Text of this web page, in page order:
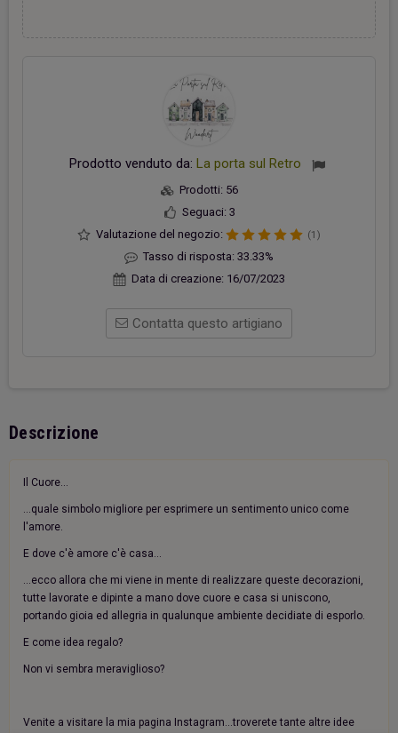
Prodotto venduto da: La porta sul Retro
Prodotti: 56
Seguaci: 3
Valutazione del negozio:
(1)
Tasso di risposta: 33.33%
Data di creazione: 16/07/2023
Contatta questo artigiano
Descrizione
Il Cuore...
...quale simbolo migliore per esprimere un sentimento unico come
l'amore.
E dove c'è amore c'è casa...
...ecco allora che mi viene in mente di realizzare queste decorazioni,
tutte lavorate e dipinte a mano dove cuore e casa si uniscono,
portando gioia ed allegria in qualunque ambiente decidiate di esporlo.
E come idea regalo?
Non vi sembra meraviglioso?
Venite a visitare la mia pagina Instagram...troverete tante altre idee